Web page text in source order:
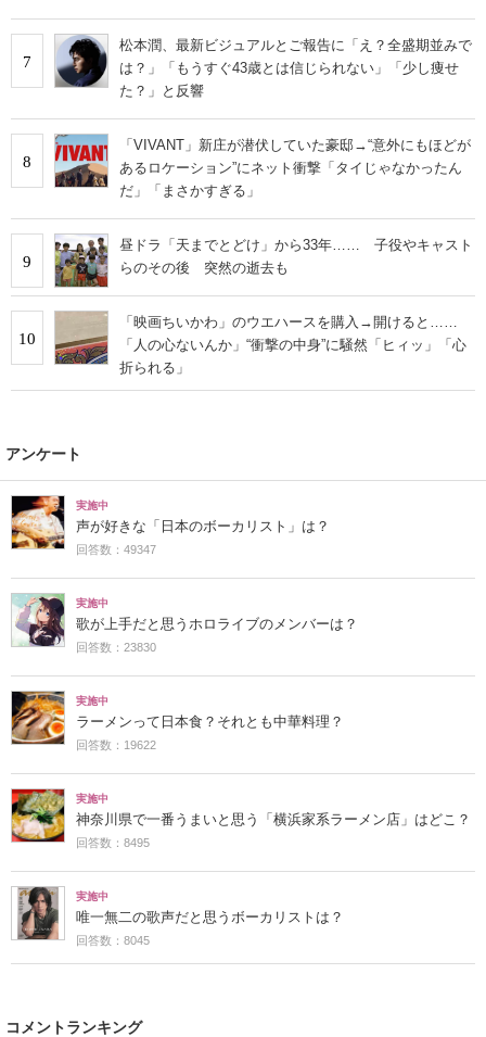
7
松本潤、最新ビジュアルとご報告に「え？全盛期並みで
は？」「もうすぐ43歳とは信じられない」「少し痩せ
た？」と反響
8
「VIVANT」新庄が潜伏していた豪邸→“意外にもほどが
あるロケーション”にネット衝撃「タイじゃなかったん
だ」「まさかすぎる」
9
昼ドラ「天までとどけ」から33年…… 子役やキャスト
らのその後 突然の逝去も
10
「映画ちいかわ」のウエハースを購入→開けると……
「人の心ないんか」“衝撃の中身”に騒然「ヒィッ」「心
折られる」
アンケート
実施中
声が好きな「日本のボーカリスト」は？
回答数：49347
実施中
歌が上手だと思うホロライブのメンバーは？
回答数：23830
実施中
ラーメンって日本食？それとも中華料理？
回答数：19622
実施中
神奈川県で一番うまいと思う「横浜家系ラーメン店」はどこ？
回答数：8495
実施中
唯一無二の歌声だと思うボーカリストは？
回答数：8045
コメントランキング